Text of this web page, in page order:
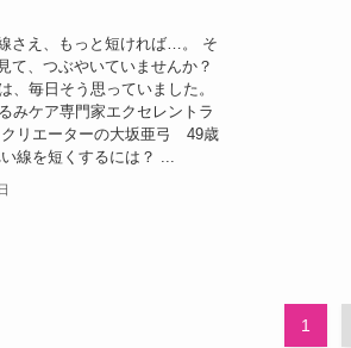
さえ、もっと短ければ…。 そ
て、つぶやいていませんか？
、毎日そう思っていました。
みケア専門家エクセレントラ
クリエーターの大坂亜弓 49歳
線を短くするには？ ...
1